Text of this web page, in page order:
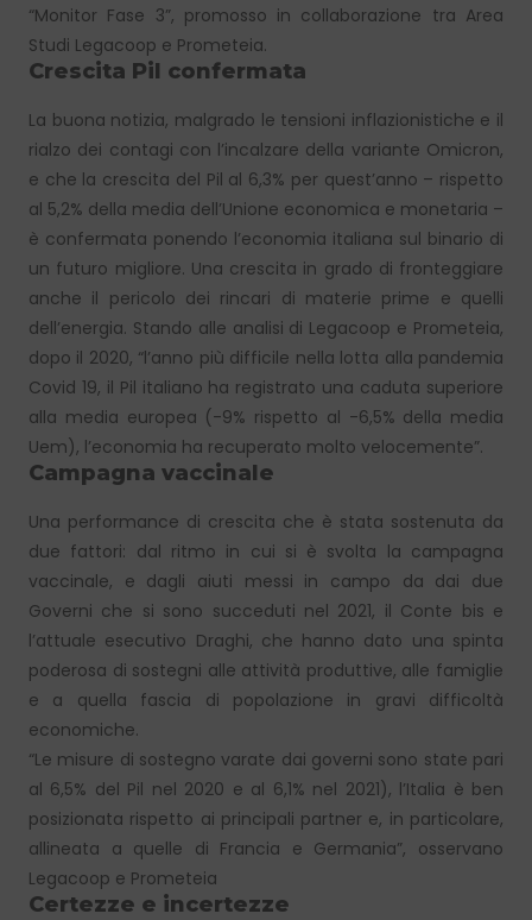
“Monitor Fase 3”, promosso in collaborazione tra Area
Studi Legacoop e Prometeia.
Crescita Pil confermata
La buona notizia, malgrado le tensioni inflazionistiche e il
rialzo dei contagi con l’incalzare della variante Omicron,
e che la crescita del Pil al 6,3% per quest’anno – rispetto
al 5,2% della media dell’Unione economica e monetaria –
è confermata ponendo l’economia italiana sul binario di
un futuro migliore. Una crescita in grado di fronteggiare
anche il pericolo dei rincari di materie prime e quelli
dell’energia. Stando alle analisi di Legacoop e Prometeia,
dopo il 2020, “l’anno più difficile nella lotta alla pandemia
Covid 19, il Pil italiano ha registrato una caduta superiore
alla media europea (-9% rispetto al -6,5% della media
Uem), l’economia ha recuperato molto velocemente”.
Campagna vaccinale
Una performance di crescita che è stata sostenuta da
due fattori: dal ritmo in cui si è svolta la campagna
vaccinale, e dagli aiuti messi in campo da dai due
Governi che si sono succeduti nel 2021, il Conte bis e
l’attuale esecutivo Draghi, che hanno dato una spinta
poderosa di sostegni alle attività produttive, alle famiglie
e a quella fascia di popolazione in gravi difficoltà
economiche.
“Le misure di sostegno varate dai governi sono state pari
al 6,5% del Pil nel 2020 e al 6,1% nel 2021), l’Italia è ben
posizionata rispetto ai principali partner e, in particolare,
allineata a quelle di Francia e Germania”, osservano
Legacoop e Prometeia
Certezze e incertezze